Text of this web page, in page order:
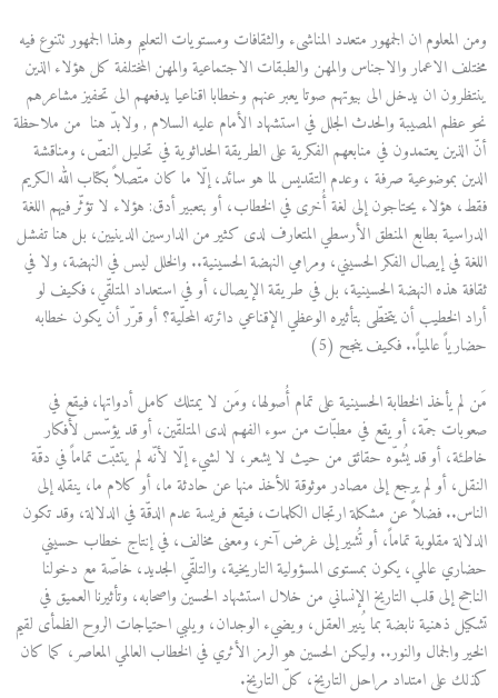
ومن المعلوم ان الجمهور متعدد المناشىء والثقافات ومستويات التعليم وهذا الجمهور تتنوع فيه
مختلف الاعمار والاجناس والمهن والطبقات الاجتماعية والمهن المختلفة كل هؤلاء الذين
ينتظرون ان يدخل الى بيوتهم صوتا يعبر عنهم وخطابا اقناعيا يدفعهم الى تحفيز مشاعرهم
نحو عظم المصيبة والحدث الجلل في استشهاد الأمام عليه السلام , ولابدّ هنا من ملاحظة
أنّ الذين يعتمدون في منابعهم الفكرية على الطريقة الحداثوية في تحليل النصّ، ومناقشة
الدين بموضوعية صرفة ، وعدم التقديس لما هو سائد، إلّا ما كان متّصلاً بكتاب الله الكريم
فقط، هؤلاء يحتاجون إلى لغة أُخرى في الخطاب، أو بتعبير أدق: هؤلاء لا تؤثّر فيهم اللغة
الدراسية بطابع المنطق الأرسطي المتعارف لدى كثير من الدارسين الدينيين، بل هنا تفشل
اللغة في إيصال الفكر الحسيني، ومرامي النهضة الحسينية.. والخلل ليس في النهضة، ولا في
ثقافة هذه النهضة الحسينية، بل في طريقة الإيصال، أو في استعداد المتلقّي، فكيف لو
أراد الخطيب أن يتخطّى بتأثيره الوعظي الإقناعي دائرته المحلّية؟ أو قرّر أن يكون خطابه
حضارياً عالمياً.. فكيف ينجح (5)
مَن لم يأخذ الخطابة الحسينية على تمام أُصولها، ومَن لا يمتلك كامل أدواتها، فيقع في
صعوبات جمّة، أو يقع في مطبّات من سوء الفهم لدى المتلقّين، أو قد يؤسّس لأفكار
خاطئة، أو قد يُشوّه حقائق من حيث لا يشعر، لا لشيء إلّا لأنّه لم يتثبّت تماماً في دقّة
النقل، أو لم يرجع إلى مصادر موثوقة للأخذ منها عن حادثة ما، أو كلام ما، ينقله إلى
الناس.. فضلاً عن مشكلة ارتجال الكلمات، فيقع فريسة عدم الدقّة في الدلالة، وقد تكون
الدلالة مقلوبة تماماً، أو تُشير إلى غرض آخر، ومعنى مخالف، في إنتاج خطاب حسيني
حضاري عالمي، يكون بمستوى المسؤولية التاريخية، والتلقّي الجديد، خاصّة مع دخولنا
الناجح إلى قلب التاريخ الإنساني من خلال استشهاد الحسين واصحابه، وتأثيرنا العميق في
تشكيل ذهنية نابضة بما يُنير العقل، ويضيء الوجدان، ويلبي احتياجات الروح الظمأى لقيم
الخير والجمال والنور.. وليكن الحسين هو الرمز الأثري في الخطاب العالمي المعاصر، كما كان
كذلك على امتداد مراحل التاريخ، كلّ التاريخ.